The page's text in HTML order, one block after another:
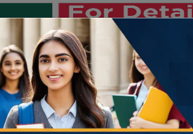
International University University College
জাতীয় বিশ্ববিদ্যালয় ২০২৫-২৬ শিক্ষাবর্ষের